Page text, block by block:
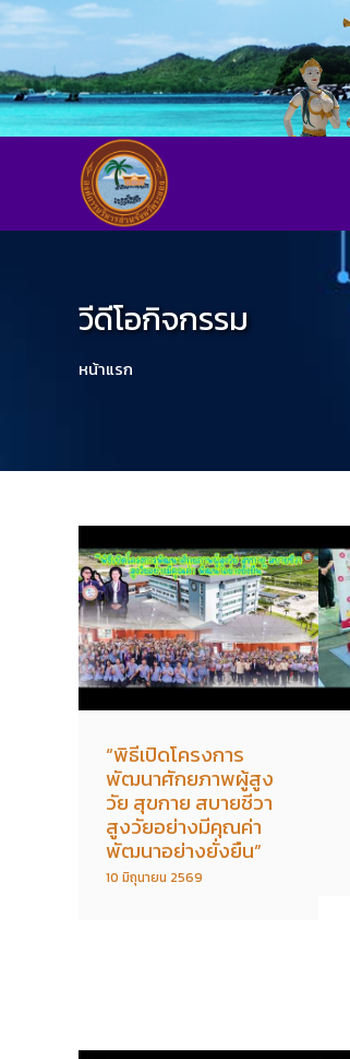
วีดีโอกิจกรรม
หน้าแรก
“พิธีเปิดโครงการ
พัฒนาศักยภาพผู้สูง
วัย สุขกาย สบายชีวา
สูงวัยอย่างมีคุณค่า
พัฒนาอย่างยั่งยืน”
10 มิถุนายน 2569